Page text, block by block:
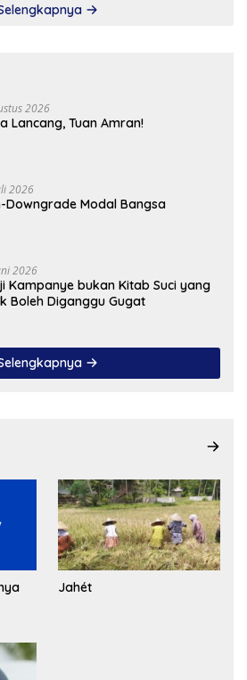
2026
Lancang, Tuan Amran!
2026
Downgrade Modal Bangsa
2026
Kampanye bukan Kitab Suci yang
Boleh Diganggu Gugat
Jahét